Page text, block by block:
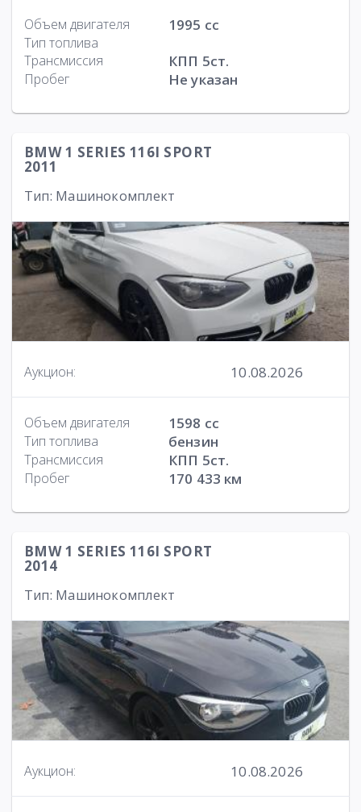
Объем двигателя 1995 cc
Тип топлива
Трансмиссия
КПП 5ст.
Пробег Не указан
BMW 1 SERIES 116I SPORT
2011
Тип: Машинокомплект
Аукцион: 10.08.2026
Объем двигателя 1598 cc
Тип топлива бензин
Трансмиссия КПП 5ст.
Пробег 170 433 км
BMW 1 SERIES 116I SPORT
2014
Тип: Машинокомплект
Аукцион: 10.08.2026